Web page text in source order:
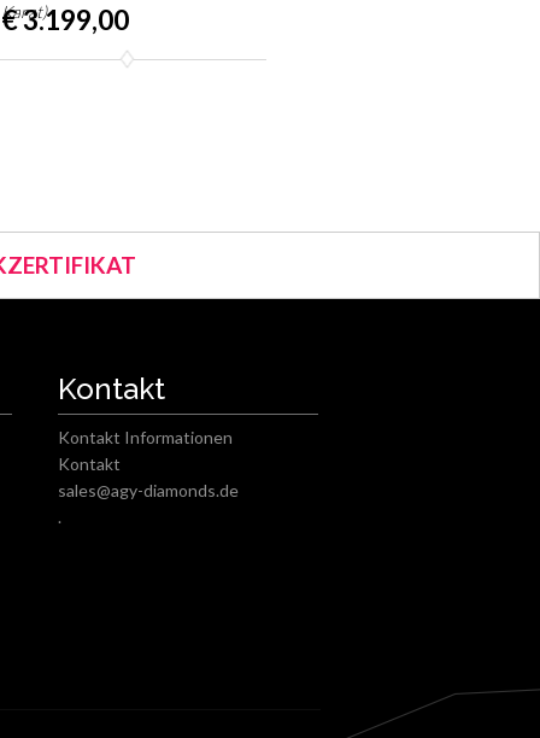
Karat)
€ 3.199,00
Kontakt
Kontakt Informationen
Kontakt
sales@agy-diamonds.de
.